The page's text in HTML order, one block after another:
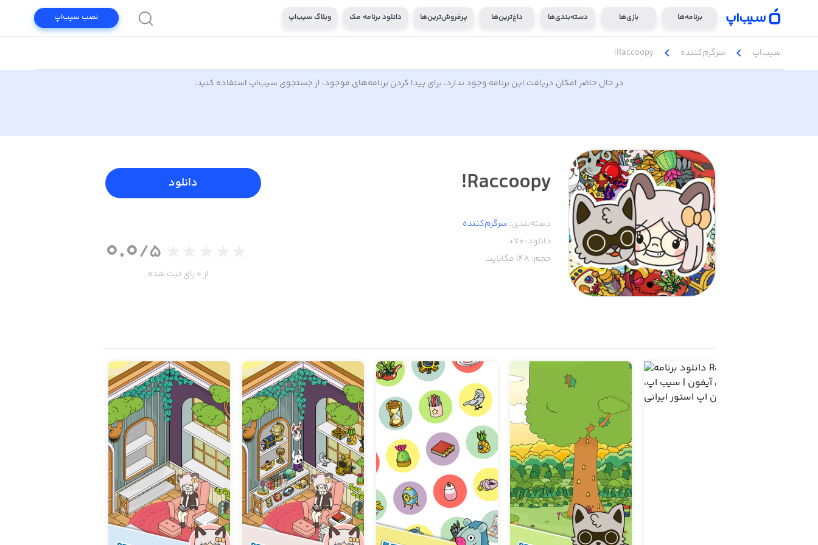
برنامه‌ها بازی‌ها دسته‌بندی‌ها داغ‌ترین‌ها پرفروش‌ترین‌ها دانلود برنامه مک وبلاگ سیب‌اپ نصب سیب‌اپ
سیب‌اپ chevron_left سرگرم‌کننده chevron_left
Raccoopy!
در حال حاضر امکان دریافت این برنامه وجود ندارد. برای پیدا کردن برنامه‌های موجود، از جستجوی سیب‌اپ استفاده کنید.
Raccoopy!
دسته‌بندی: سرگرم‌کننده
دانلود:70+
حجم: 148 مگابایت
دانلود
0.0/5
از 0 رای ثبت شده